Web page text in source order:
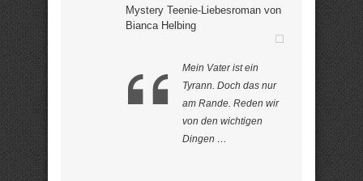
Mystery Teenie-Liebesroman von
Bianca Helbing
Mein Vater ist ein
Tyrann. Doch das nur
am Rande. Reden wir
von den wichtigen
Dingen …